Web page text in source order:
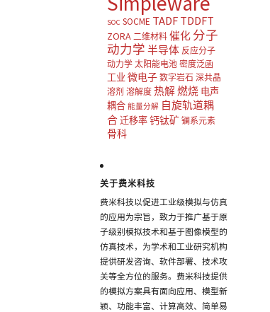
SOC SOCME TADF TDDFT
ZORA 二维材料 催化 分子
动力学 半导体 反应分子
动力学 太阳能电池 密度泛函
工业 微电子 数字岩石 深共晶
溶剂 溶解度 热解燃烧 电声
耦合 能量分解 自旋轨道耦
合迁移率钙钛矿 镧系元素
骨科
关于费米科技
费米科技以促进工业级模拟与仿真
的应用为宗旨，致力于推广基于原
子级别模拟技术和基于图像模型的
仿真技术，为学术和工业研究机构
提供研发咨询、软件部署、技术攻
关等全方位的服务。费米科技提供
的模拟方案具有面向应用、模型新
颖、功能丰富、计算高效、简单易